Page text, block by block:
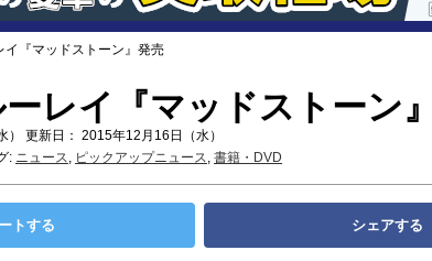
イ『マッドストーン』発売
レイ『マッドストーン
更新日： 2015年12月16日（水）
: ニュース, ピックアップニュース, 書籍・DVD
トする シェアする